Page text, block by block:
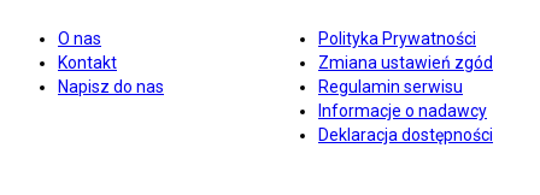
O nas
Kontakt
Napisz do nas
Polityka Prywatności
Zmiana ustawień zgód
Regulamin serwisu
Informacje o nadawcy
Deklaracja dostępności